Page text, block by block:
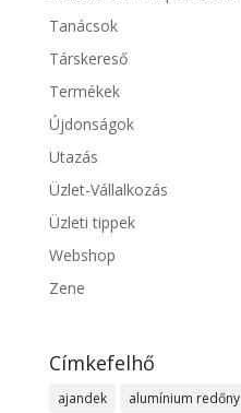
Tanácsok
Társkereső
Termékek
Újdonságok
Utazás
Üzlet-Vállalkozás
Üzleti tippek
Webshop
Zene
Címkefelhő
ajandek alumínium redőny